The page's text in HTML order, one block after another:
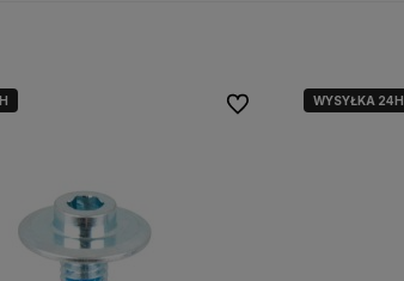
Do ulubionychWYSYŁKA 24H